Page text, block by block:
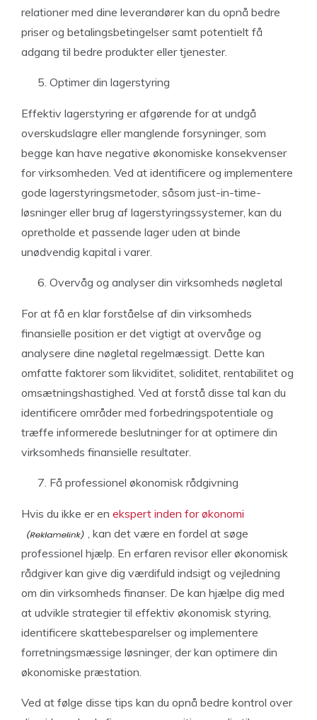
relationer med dine leverandører kan du opnå bedre
priser og betalingsbetingelser samt potentielt få
adgang til bedre produkter eller tjenester.
Optimer din lagerstyring
Effektiv lagerstyring er afgørende for at undgå
overskudslagre eller manglende forsyninger, som
begge kan have negative økonomiske konsekvenser
for virksomheden. Ved at identificere og implementere
gode lagerstyringsmetoder, såsom just-in-time-
løsninger eller brug af lagerstyringssystemer, kan du
opretholde et passende lager uden at binde
unødvendig kapital i varer.
Overvåg og analyser din virksomheds nøgletal
For at få en klar forståelse af din virksomheds
finansielle position er det vigtigt at overvåge og
analysere dine nøgletal regelmæssigt. Dette kan
omfatte faktorer som likviditet, soliditet, rentabilitet og
omsætningshastighed. Ved at forstå disse tal kan du
identificere områder med forbedringspotentiale og
træffe informerede beslutninger for at optimere din
virksomheds finansielle resultater.
Få professionel økonomisk rådgivning
Hvis du ikke er en ekspert inden for økonomi
, kan det være en fordel at søge
professionel hjælp. En erfaren revisor eller økonomisk
rådgiver kan give dig værdifuld indsigt og vejledning
om din virksomheds finanser. De kan hjælpe dig med
at udvikle strategier til effektiv økonomisk styring,
identificere skattebesparelser og implementere
forretningsmæssige løsninger, der kan optimere din
økonomiske præstation.
Ved at følge disse tips kan du opnå bedre kontrol over